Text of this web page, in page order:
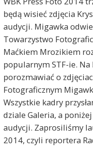
będą wisieć zdjęcia
audycji. Migawka
Towarzystwo
Maćkiem Mrozikiem
popularnym STF-ie.
porozmawiać o
Fotograficznym
Wszystkie kadry
dziale Galeria, a
audycji. Zaprosiliśmy
2014, czyli reportera